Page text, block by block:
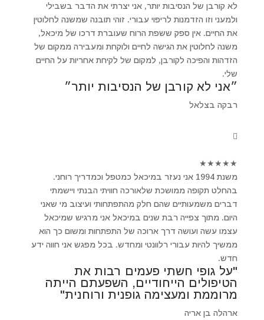
לא קורבן של הנסיבות יותר, אני יצרתי את הדבר בשבילי
ולמעני וזו הזדמנות לריפוי עבורי. זוהי תובנה שמשנה לחלוטין
את החיים. אין ספק ששפת הרוח שעוברת דרכו של מיכאל,
משנה לחלוטין את הגישה לחיים ולוקחת ומעבירה ממקום של
הזדהות והפיכה לקורבן, למקום של לקיחת אחריות על החיים
שלי.
״אני לא קורבן של הנסיבות יותר״
רבקה בצלאל
★
★
★
★
★
משנת 1994 אני נעזר במיכאל כמטפל וכמדריך רוחני.
בהחלט תקופה ממושכת שלאורכה חוויתי הבנתי ויישמתי
דברים משמעותיים שהם חלק מהתפתחותי ועיצוב מי שאני
היום. מתוך צפייה רבת שנים במיכאל אני מרגיש שמיכאל
עצמו עשה ועושה דרך ארוכה של התפתחות ומשום כך הוא
ממשיך להיות עבורי רלוונטי ומחדש. בכל מפגש אני חווה ידע
חדש.
"על גופי חשתי פעמים רבות את
הטיפולים הייחודיים, השפעתם הייתה
מרוממת ומעצימה גופנית ורוחנית"
ארהלה בן אריה